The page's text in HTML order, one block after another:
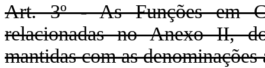
Art. 3º - As Funções em
relacionadas no Anexo II,
mantidas com as